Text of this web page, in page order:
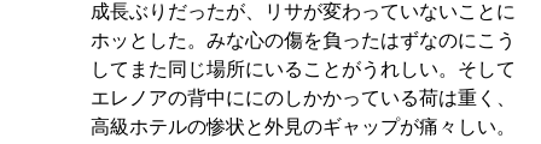
成長ぶりだったが、リサが変わっていないことに
ホッとした。みな心の傷を負ったはずなのにこう
してまた同じ場所にいることがうれしい。そして
エレノアの背中ににのしかかっている荷は重く、
高級ホテルの惨状と外見のギャップが痛々しい。